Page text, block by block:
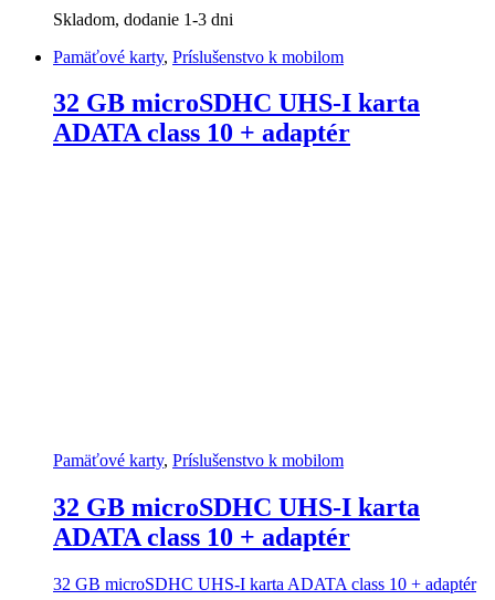
Skladom, dodanie 1-3 dni
Pamäťové karty, Príslušenstvo k mobilom
32 GB microSDHC UHS-I karta
ADATA class 10 + adaptér
Pamäťové karty, Príslušenstvo k mobilom
32 GB microSDHC UHS-I karta
ADATA class 10 + adaptér
32 GB microSDHC UHS-I karta ADATA class 10 + adaptér